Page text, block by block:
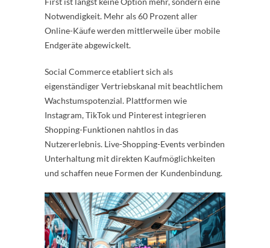
Notwendigkeit. Mehr als 60 Prozent aller
Online-Käufe werden mittlerweile über mobile
Endgeräte abgewickelt.
Social Commerce etabliert sich als
eigenständiger Vertriebskanal mit beachtlichem
Wachstumspotenzial. Plattformen wie
Instagram, TikTok und Pinterest integrieren
Shopping-Funktionen nahtlos in das
Nutzererlebnis. Live-Shopping-Events verbinden
Unterhaltung mit direkten Kaufmöglichkeiten
und schaffen neue Formen der Kundenbindung.